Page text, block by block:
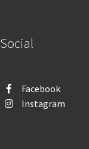
Social
Facebook
Instagram